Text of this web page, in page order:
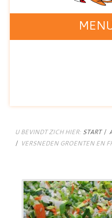
U BEVINDT ZICH HIER: START
VERSNEDEN GROENTEN EN